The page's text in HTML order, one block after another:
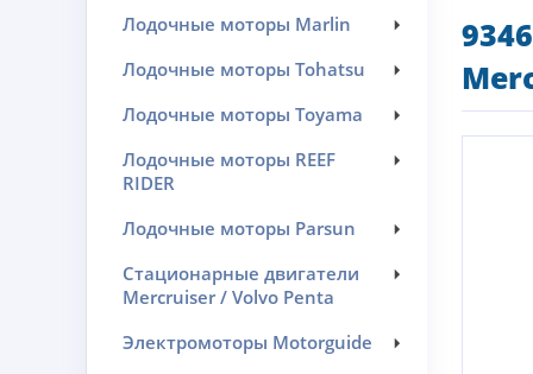
Лодочные моторы Marlin
Лодочные моторы Tohatsu
Лодочные моторы Toyama
Лодочные моторы REEF
RIDER
Лодочные моторы Parsun
Стационарные двигатели
Mercruiser / Volvo Penta
Электромоторы Motorguide